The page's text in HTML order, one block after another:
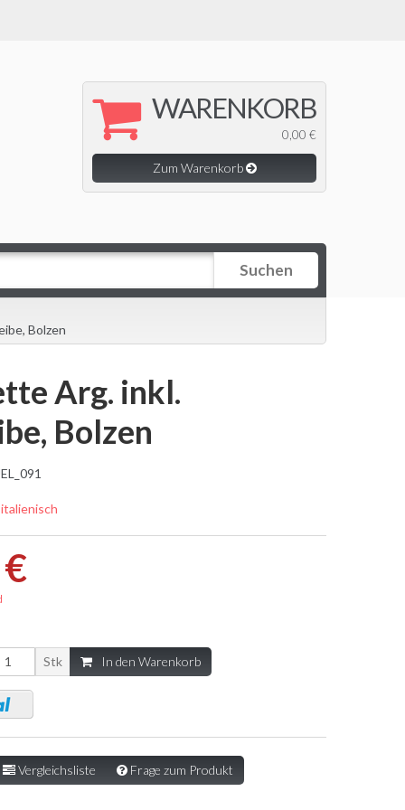
WARENKORB
0,00 €
Zum Warenkorb
Suchen
Bolzen
Arg. inkl.
Bolzen
Stk In den Warenkorb
Vergleichsliste Frage zum Produkt